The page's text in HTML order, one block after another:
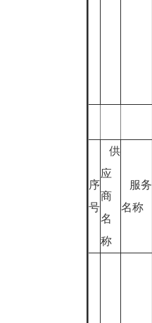
序
号
供
应
商
名
称
服务
名称